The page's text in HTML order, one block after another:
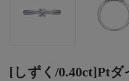
[しずく/0.40ct]Ptダ